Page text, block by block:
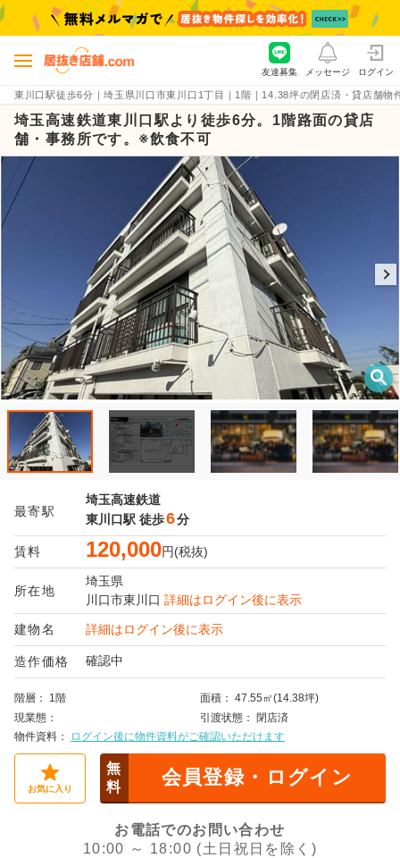
東川口駅徒歩6分｜埼玉県川口市東川口1丁目｜1階｜14.38坪の閉店済・貸店舗
友達募集 メッセージ ログイン
埼玉高速鉄道東川口駅より徒歩6分。1階路面の貸店
舗・事務所です。※飲食不可
最寄駅
埼玉高速鉄道
東川口駅 徒歩6分
賃料 120,000円(税抜)
所在地
埼玉県
川口市東川口 詳細はログイン後に表示
建物名 詳細はログイン後に表示
造作価格 確認中
階層 1階 面積
47.55㎡(14.38坪)
現業態
引渡状態
閉店済
物件資料
ログイン後に物件資料がご確認いただけます
お気に入り
無
料
会員登録・ログイン
お電話でのお問い合わせ
10:00 ～ 18:00 (土日祝日を除く)